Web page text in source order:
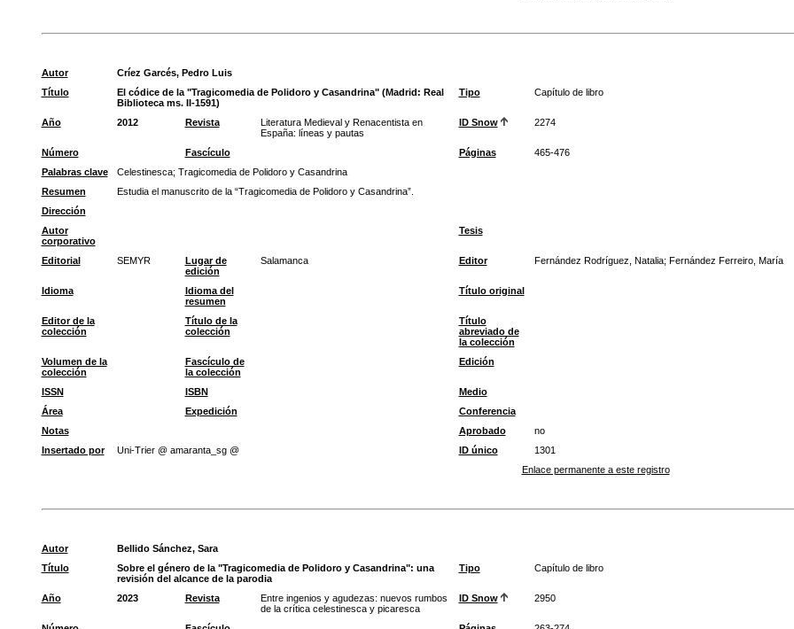
Autor
Críez Garcés, Pedro Luis
Título
El códice de la "Tragicomedia de Polidoro y Casandrina" (Madrid: Real
Biblioteca ms. II-1591)
Tipo Capítulo de libro
Año 2012 Revista
Literatura Medieval y Renacentista en
España: líneas y pautas
ID Snow 2274
Número Fascículo Páginas
465-476
Palabras clave
Celestinesca; Tragicomedia de Polidoro y Casandrina
Resumen
Estudia el manuscrito de la “Tragicomedia de Polidoro y Casandrina”.
Dirección
Autor
corporativo
Tesis
Editorial SEMYR
Lugar de
edición
Salamanca Editor Fernández Rodríguez, Natalia; Fernández Ferreiro, María
Idioma
Idioma del
resumen
Título original
Editor de la
colección
Título de la
colección
Título
abreviado de
la colección
Volumen de la
colección
Fascículo de
la colección
Edición
ISSN ISBN
Medio
Área
Expedición
Conferencia
Notas
Aprobado
no
Insertado por
Uni-Trier @ amaranta_sg @ ID único
1301
Enlace permanente a este registro
Autor
Bellido Sánchez, Sara
Título
Sobre el género de la "Tragicomedia de Polidoro y Casandrina": una
revisión del alcance de la parodia
Tipo Capítulo de libro
Año 2023 Revista
Entre ingenios y agudezas: nuevos rumbos
de la crítica celestinesca y picaresca
ID Snow 2950